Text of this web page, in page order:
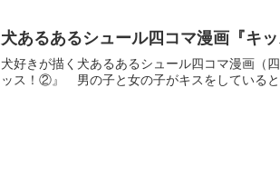
犬あるあるシュール四コマ漫画『キ
犬好きが描く犬あるあるシュール四コマ漫画（
ッス！②』 男の子と女の子がキスをしていると